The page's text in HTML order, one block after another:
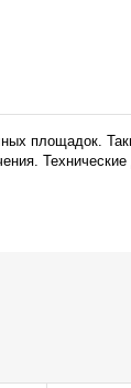
площадок.